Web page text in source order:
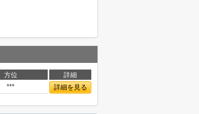
方位
詳細
*** 詳細を見る